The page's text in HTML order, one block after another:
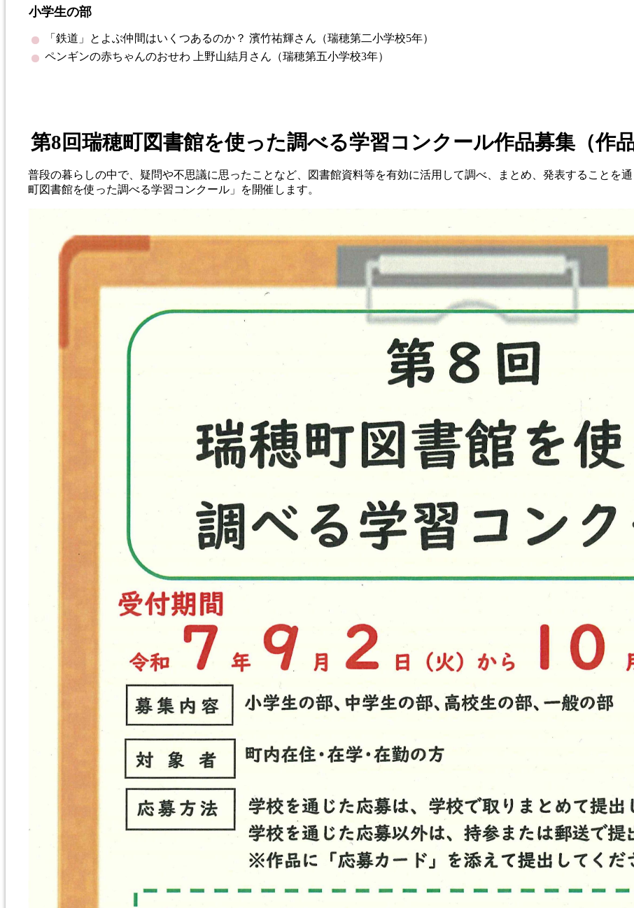
小学生の部
「鉄道」とよぶ仲間はいくつあるのか？ 濱竹祐輝さん （瑞穂第二小学校5年）
ペンギンの赤ちゃんのおせわ
上野山結月 さん （瑞穂第五小学校3年）
第8回瑞穂町図書館を使った調べる学習コンクール作品募集（作
普段の暮らしの中で、疑問や不思議に思ったことなど、図書館資料等を有効に活用して調べ、まとめ、発表することを
町図書館を使った調べる学習コンクール」を開催します。